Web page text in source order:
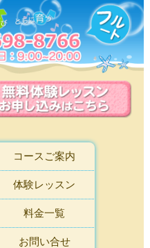
コースご案内
体験レッスン
料金一覧
お問い合せ